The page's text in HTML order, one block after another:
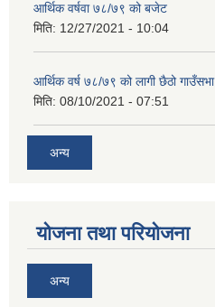
आर्थिक वर्षवा ७८/७९ को बजेट
मिति: 12/27/2021 - 10:04
आर्थिक वर्ष ७८/७९ को लागी छैठो गाउँसभा
मिति: 08/10/2021 - 07:51
अन्य
योजना तथा परियोजना
अन्य